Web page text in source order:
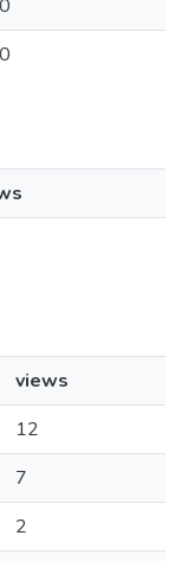
0
0
views
12
7
2